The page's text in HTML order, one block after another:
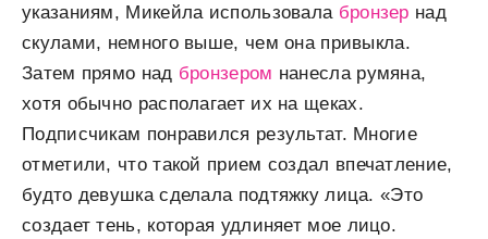
указаниям, Микейла использовала бронзер над
скулами, немного выше, чем она привыкла.
Затем прямо над бронзером нанесла румяна,
хотя обычно располагает их на щеках.
Подписчикам понравился результат. Многие
отметили, что такой прием создал впечатление,
будто девушка сделала подтяжку лица. «Это
создает тень, которая удлиняет мое лицо.